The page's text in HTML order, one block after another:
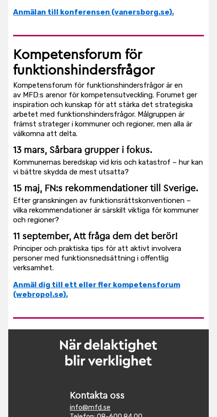
Anmälan till konferensen (vanersborg.se).
Kompetensforum för
funktionshindersfrågor
Kompetensforum för funktionshindersfrågor är en
av MFD:s arenor för kompetensutveckling. Forumet ger
inspiration och kunskap för att stärka det strategiska
arbetet med funktionshindersfrågor. Målgruppen är
främst strateger i kommuner och regioner, men alla är
välkomna att delta.
13 mars, Sårbara grupper i fokus.
Kommunernas beredskap vid kris och katastrof – hur kan
vi bättre skydda de mest utsatta?
15 maj, FN:s rekommendationer till Sverige.
Efter granskningen av funktionsrättskonventionen –
vilka rekommendationer är särskilt viktiga för kommuner
och regioner?
11 september, Att fråga dem det berör!
Principer och praktiska tips för att aktivt involvera
personer med funktionsnedsättning i offentlig
verksamhet.
Anmäl dig till ett eller fler kompetensforum
(webropol.se).
Kontakta oss
info@mfd.se